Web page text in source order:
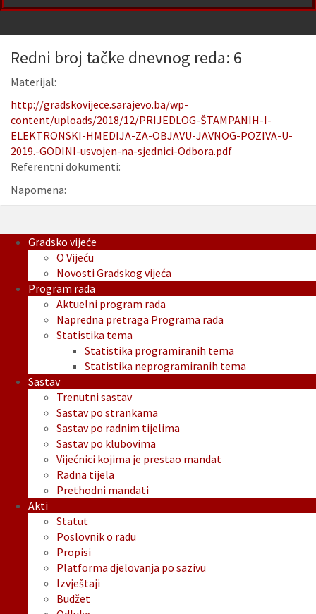
Redni broj tačke dnevnog reda: 6
Materijal:
http://gradskovijece.sarajevo.ba/wp-
content/uploads/2018/12/PRIJEDLOG-ŠTAMPANIH-I-
ELEKTRONSKI-HMEDIJA-ZA-OBJAVU-JAVNOG-POZIVA-U-
2019.-GODINI-usvojen-na-sjednici-Odbora.pdf
Referentni dokumenti:
Napomena:
Gradsko vijeće
O Vijeću
Novosti Gradskog vijeća
Program rada
Aktuelni program rada
Napredna pretraga Programa rada
Statistika tema
Statistika programiranih tema
Statistika neprogramiranih tema
Sastav
Trenutni sastav
Sastav po strankama
Sastav po radnim tijelima
Sastav po klubovima
Vijećnici kojima je prestao mandat
Radna tijela
Prethodni mandati
Akti
Statut
Poslovnik o radu
Propisi
Platforma djelovanja po sazivu
Izvještaji
Budžet